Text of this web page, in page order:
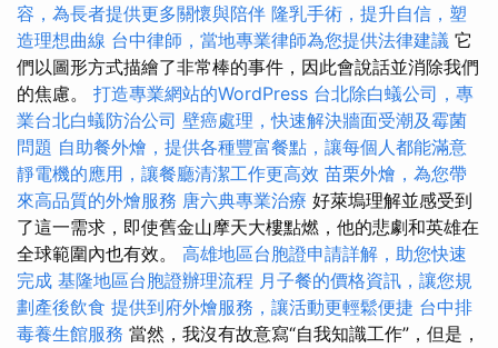
容，為長者提供更多關懷與陪伴 隆乳手術，提升自信，塑
造理想曲線 台中律師，當地專業律師為您提供法律建議 它
們以圖形方式描繪了非常棒的事件，因此會說話並消除我們
的焦慮。 打造專業網站的WordPress 台北除白蟻公司，專
業台北白蟻防治公司 壁癌處理，快速解決牆面受潮及霉菌
問題 自助餐外燴，提供各種豐富餐點，讓每個人都能滿意
靜電機的應用，讓餐廳清潔工作更高效 苗栗外燴，為您帶
來高品質的外燴服務 唐六典專業治療 好萊塢理解並感受到
了這一需求，即使舊金山摩天大樓點燃，他的悲劇和英雄在
全球範圍內也有效。 高雄地區台胞證申請詳解，助您快速
完成 基隆地區台胞證辦理流程 月子餐的價格資訊，讓您規
劃產後飲食 提供到府外燴服務，讓活動更輕鬆便捷 台中排
毒養生館服務 當然，我沒有故意寫“自我知識工作”，但是，